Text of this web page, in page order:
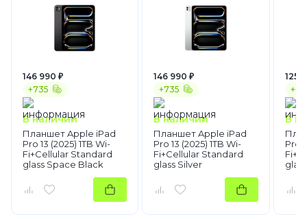
+735
146 990 ₽
В наличии
Планшет Apple iPad
Pro 13 (2025) 1TB Wi-
Fi+Cellular Standard
glass Space Black
+735
146 990 ₽
В наличии
Планшет Apple iPad
Pro 13 (2025) 1TB Wi-
Fi+Cellular Standard
glass Silver
125
В
Pro